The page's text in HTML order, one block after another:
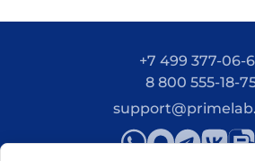
+7 499 377-06-
8 800 555-18-